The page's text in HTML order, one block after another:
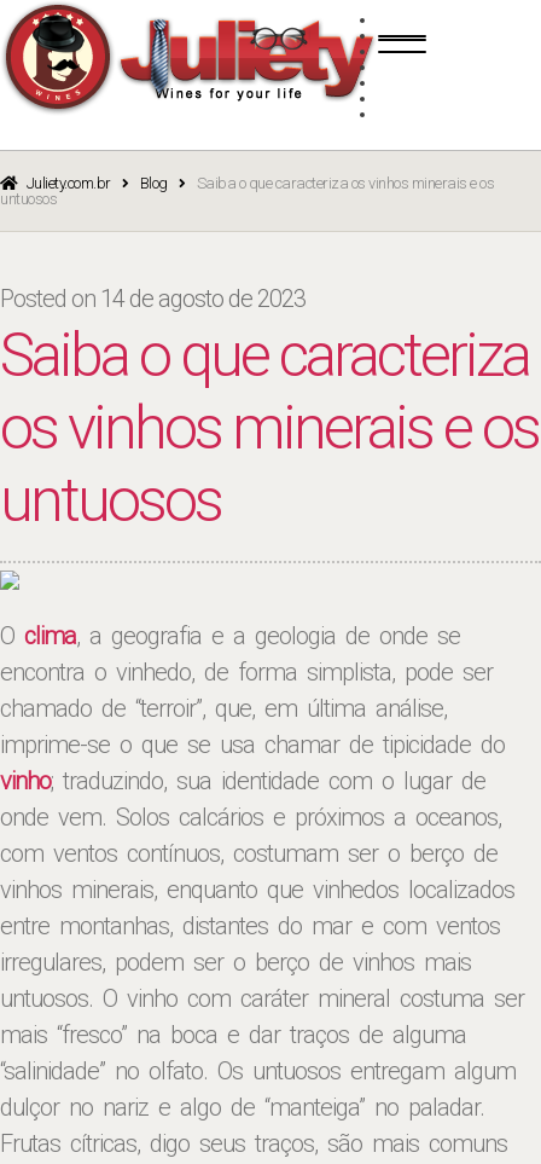
navigation
content
BRANCO
ROSÉ
Juliety.com.br Blog
Saiba o que caracteriza os vinhos minerais e os
untuosos
Posted on 14 de agosto de 2023
Saiba o que caracteriza
os vinhos minerais e os
untuosos
O clima, a geografia e a geologia de onde se
encontra o vinhedo, de forma simplista, pode ser
chamado de “terroir”, que, em última análise,
imprime-se o que se usa chamar de tipicidade do
vinho; traduzindo, sua identidade com o lugar de
onde vem. Solos calcários e próximos a oceanos,
com ventos contínuos, costumam ser o berço de
vinhos minerais, enquanto que vinhedos localizados
entre montanhas, distantes do mar e com ventos
irregulares, podem ser o berço de vinhos mais
untuosos. O vinho com caráter mineral costuma ser
mais “fresco” na boca e dar traços de alguma
“salinidade” no olfato. Os untuosos entregam algum
dulçor no nariz e algo de “manteiga” no paladar.
Frutas cítricas, digo seus traços, são mais comuns